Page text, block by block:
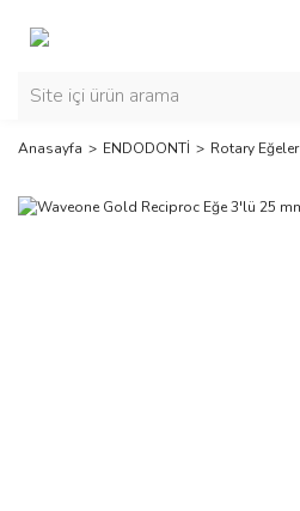
Anasayfa ENDODONTİ Rotary Eğeler